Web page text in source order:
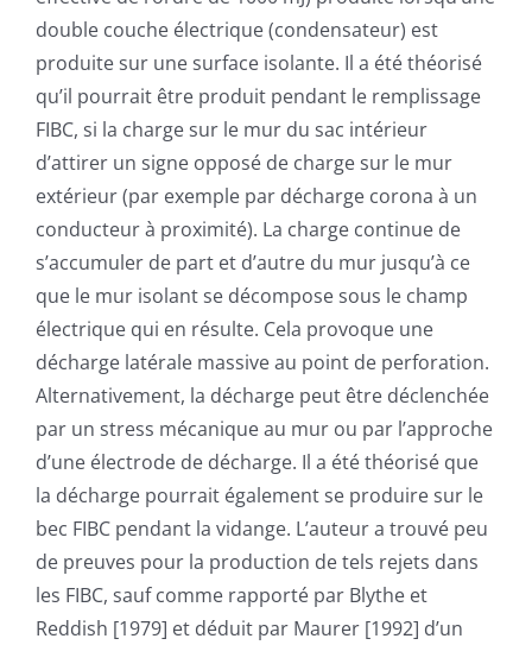
double couche électrique (condensateur) est
produite sur une surface isolante. Il a été théorisé
qu’il pourrait être produit pendant le remplissage
FIBC, si la charge sur le mur du sac intérieur
d’attirer un signe opposé de charge sur le mur
extérieur (par exemple par décharge corona à un
conducteur à proximité). La charge continue de
s’accumuler de part et d’autre du mur jusqu’à ce
que le mur isolant se décompose sous le champ
électrique qui en résulte. Cela provoque une
décharge latérale massive au point de perforation.
Alternativement, la décharge peut être déclenchée
par un stress mécanique au mur ou par l’approche
d’une électrode de décharge. Il a été théorisé que
la décharge pourrait également se produire sur le
bec FIBC pendant la vidange. L’auteur a trouvé peu
de preuves pour la production de tels rejets dans
les FIBC, sauf comme rapporté par Blythe et
Reddish [1979] et déduit par Maurer [1992] d’un